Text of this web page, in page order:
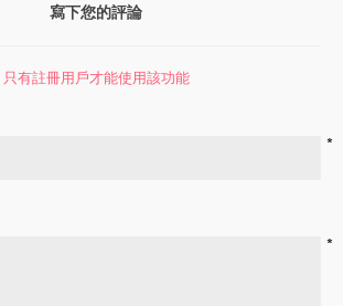
寫下您的評論
只有註冊用戶才能使用該功能
*
*